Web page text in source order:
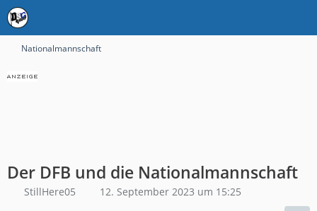
Nationalmannschaft
Der DFB und die Nationalmannschaft
StillHere05 12. September 2023 um 15:25